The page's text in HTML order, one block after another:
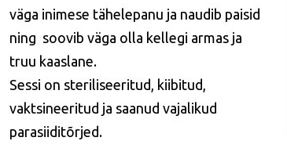
väga inimese tähelepanu ja naudib paisid
ning soovib väga olla kellegi armas ja
truu kaaslane.
Sessi on steriliseeritud, kiibitud,
vaktsineeritud ja saanud vajalikud
parasiiditõrjed.